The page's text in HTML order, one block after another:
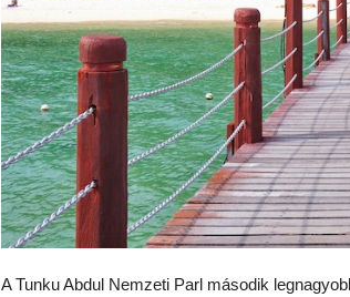
A Tunku Abdul Nemzeti Parl második